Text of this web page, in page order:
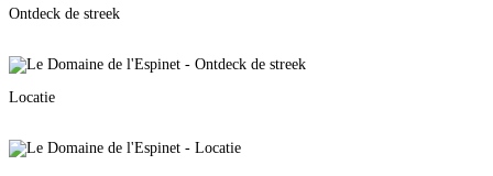
Ontdeck de streek
Locatie